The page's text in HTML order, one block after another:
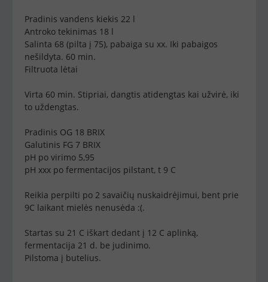
Pradinis vandens kiekis 22 l
Antroko tekinimas 18 l
Salinta 68 (pilta į 75), pabaiga su xx. Iki pabaigos
nešildyta. 60 min.
Filtruota lėtai
Virta 60 min. Stipriai, dangtis atidengtas kai užvirė, iki
to uždengtas.
Pradinis OG 18 BRIX
Galutinis FG 7 BRIX
pH po virimo 5,95
pH xxx po fermentacijos pilstant, t 9 C
Reikia perpilti po 2 savaičių nuskaidrėjimui, bent prie
9C laikant mielės nenusėda :(.
Startas su 21 C iškart dedant į 12 C aplinką,
fermentacija 21 d. be judinimo.
Pilstoma į butelius.